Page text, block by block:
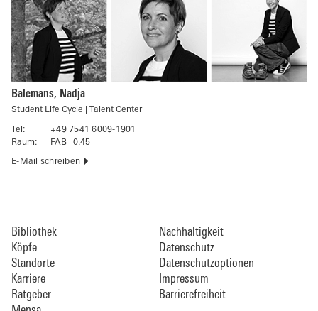
Balemans, Nadja
Student Life Cycle | Talent Center
Tel:
+49 7541 6009-1901
Raum:
FAB | 0.45
E-Mail schreiben
Bibliothek
Köpfe
Standorte
Karriere
Ratgeber
Nachhaltigkeit
Datenschutz
Datenschutzoptionen
Impressum
Barrierefreiheit